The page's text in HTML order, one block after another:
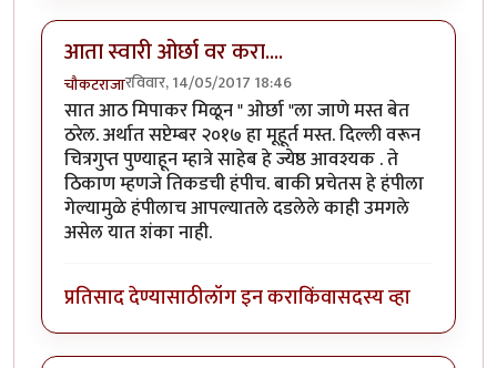
आता स्वारी ओर्छा वर करा....
चौकटराजारविवार, 14/05/2017 18:46
सात आठ मिपाकर मिळून " ओर्छा "ला जाणे मस्त बेत
ठरेल. अर्थात सप्टेम्बर २०१७ हा मूहूर्त मस्त. दिल्ली वरून
चित्रगुप्त पुण्याहून म्हात्रे साहेब हे ज्येष्ठ आवश्यक . ते
ठिकाण म्हणजे तिकडची हंपीच. बाकी प्रचेतस हे हंपीला
गेल्यामुळे हंपीलाच आपल्यातले दडलेले काही उमगले
असेल यात शंका नाही.
प्रतिसाद देण्यासाठीलॉग इन कराकिंवासदस्य व्हा